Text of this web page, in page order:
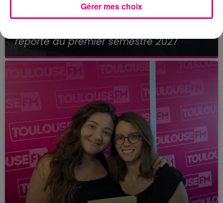
21 juillet 2026
reporté au premier semestre 2027
Gérer mes choix